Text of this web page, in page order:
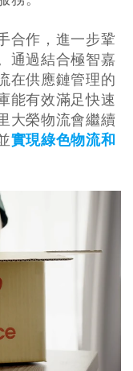
合作，進一步鞏
通過結合極智嘉
在供應鏈管理的
能有效滿足快速
大榮物流會繼續
實現綠色物流和